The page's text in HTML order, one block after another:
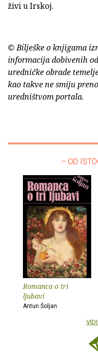
živi u Irskoj.
© Bilješke o knjigama
informacija dobivenih
uredničke obrade
kao takve ne smiju
uredništvom portala.
– OD
Romanca o tri
ljubavi
Antun Šoljan